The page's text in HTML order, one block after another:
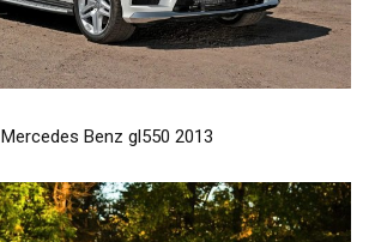
Mercedes Benz gl550 2013